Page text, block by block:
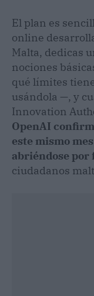
El plan es
online
Malta, dedicas
nociones
qué límites
usándola —, y
Innovation
OpenAI
este mismo
abriéndose por
ciudadanos